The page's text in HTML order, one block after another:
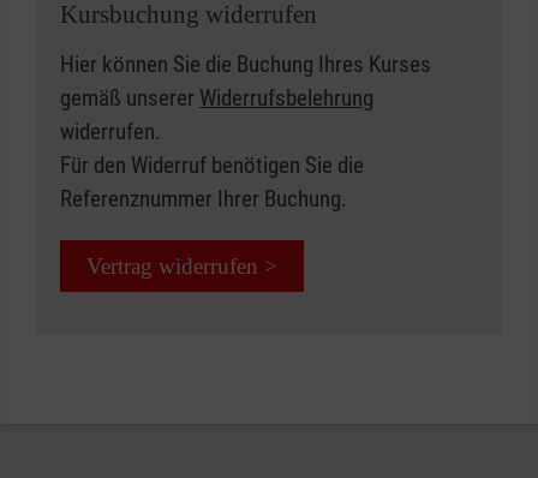
Kursbuchung widerrufen
Hier können Sie die Buchung Ihres Kurses
gemäß unserer Widerrufsbelehrung
widerrufen.
Für den Widerruf benötigen Sie die
Referenznummer Ihrer Buchung.
Vertrag widerrufen >